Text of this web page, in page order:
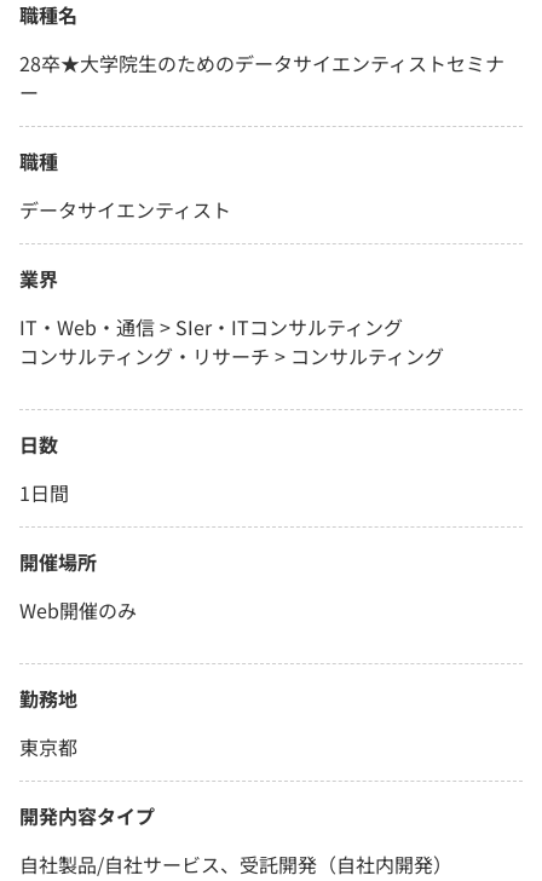
職種名
28卒★大学院生のためのデータサイエンティストセミナ
ー
職種
データサイエンティスト
業界
IT・Web・通信 > SIer・ITコンサルティング
コンサルティング・リサーチ > コンサルティング
日数
1日間
開催場所
Web開催のみ
勤務地
東京都
開発内容タイプ
自社製品/自社サービス、受託開発（自社内開発）